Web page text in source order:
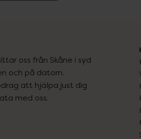
oss från Skåne i syd
och på datorn.
att hjälpa just dig
med oss.